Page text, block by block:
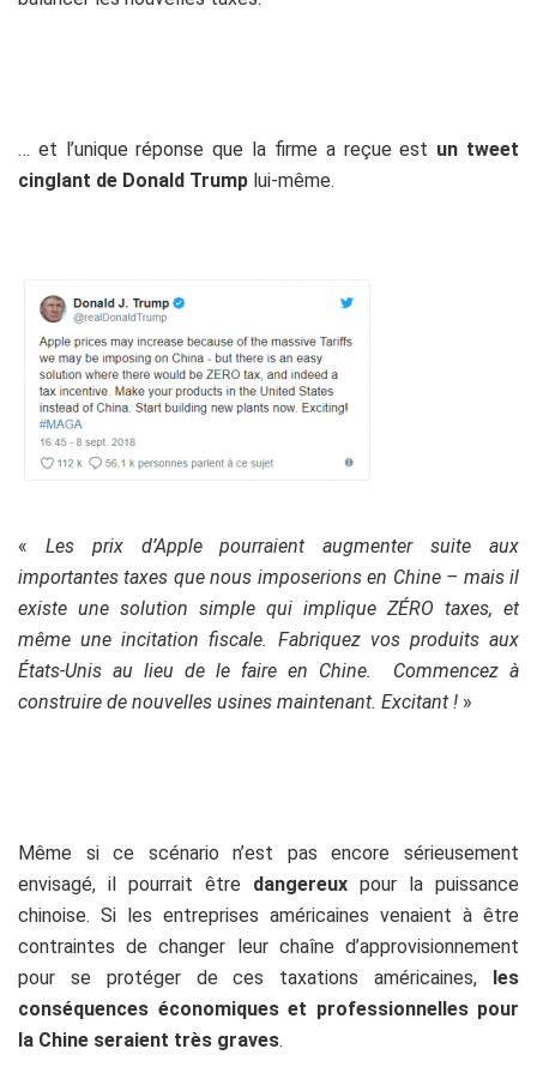
… et l’unique réponse que la firme a reçue est un tweet
cinglant de Donald Trump lui-même.
« Les prix d’Apple pourraient augmenter suite aux
importantes taxes que nous imposerions en Chine – mais il
existe une solution simple qui implique ZÉRO taxes, et
même une incitation fiscale. Fabriquez vos produits aux
États-Unis au lieu de le faire en Chine. Commencez à
construire de nouvelles usines maintenant. Excitant ! »
Même si ce scénario n’est pas encore sérieusement
envisagé, il pourrait être dangereux pour la puissance
chinoise. Si les entreprises américaines venaient à être
contraintes de changer leur chaîne d’approvisionnement
pour se protéger de ces taxations américaines, les
conséquences économiques et professionnelles pour
la Chine seraient très graves.